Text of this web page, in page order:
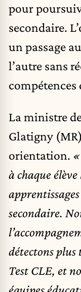
pour
secondaire.
un passage
l’autre sans
compétences
La ministre
Glatigny
orientation.
à chaque
secondaire.
détectons plus
Test CLE, et